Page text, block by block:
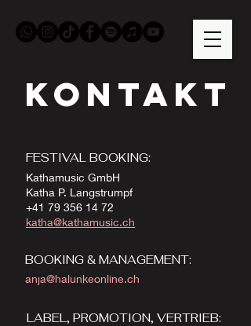
KONTAKT
FESTIVAL BOOKING:
Kathamusic GmbH
Katha P. Langstrumpf
+41 79 356 14 72
katha@kathamusic.ch
BOOKING & MANAGEMENT:
anja@halunkeonline.ch
LABEL, PROMOTION, VERTRIEB: